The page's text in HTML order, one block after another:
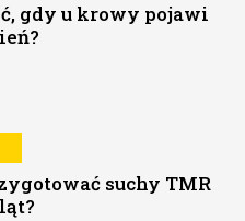
gdy u krowy pojawi
suchy TMR